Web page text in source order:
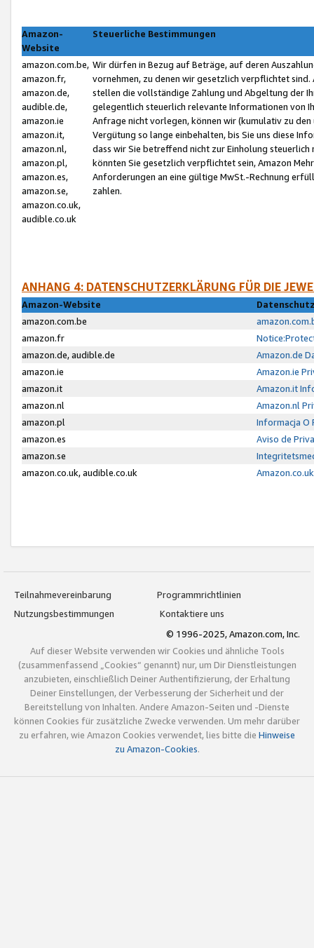
Amazon-
Website
Steuerliche Bestimmungen
amazon.com.be,
amazon.fr,
amazon.de,
audible.de,
amazon.ie
amazon.it,
amazon.nl,
amazon.pl,
amazon.es,
amazon.se,
amazon.co.uk,
audible.co.uk
Wir dürfen in Bezug auf Beträge, auf deren
vornehmen, zu denen wir gesetzlich verpflichtet
stellen die vollständige Zahlung und Abgeltung der
gelegentlich steuerlich relevante Informationen von
Anfrage nicht vorlegen, können wir (kumulativ zu
Vergütung so lange einbehalten, bis Sie uns diese
dass wir Sie betreffend nicht zur Einholung
könnten Sie gesetzlich verpflichtet sein, Amazon
Anforderungen an eine gültige MwSt.-Rechnung
zahlen.
ANHANG 4: DATENSCHUTZERKLÄRUNG FÜR DIE
Amazon-Website
amazon.com.be
amazon.fr
amazon.de, audible.de
Amazon.de
amazon.ie
Amazon.ie
amazon.it
Amazon.it
amazon.nl
Amazon.nl
amazon.pl
Informacja O
amazon.es
Aviso de
amazon.se
amazon.co.uk, audible.co.uk
Teilnahmevereinbarung
Programmrichtlinien
Nutzungsbestimmungen
Kontaktiere uns
© 1996-2025, Amazon.com, Inc.
Auf dieser Website verwenden wir Cookies und ähnliche Tools
(zusammenfassend „Cookies“ genannt) nur, um Dir Dienstleistungen
anzubieten, einschließlich Deiner Authentifizierung, der Erhaltung
Deiner Einstellungen, der Verbesserung der Sicherheit und der
Bereitstellung von Inhalten. Andere Amazon-Seiten und -Dienste
können Cookies für zusätzliche Zwecke verwenden. Um mehr darüber
zu erfahren, wie Amazon Cookies verwendet, lies bitte die Hinweise
zu Amazon-Cookies.